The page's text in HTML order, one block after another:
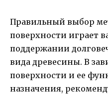
Правильный выбор
поверхности играет
поддержании
вида древесины. В
поверхности и ее
назначения,